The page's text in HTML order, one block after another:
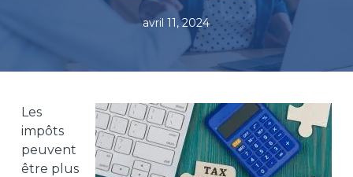
avril 11, 2024
Les
impôts
peuvent
être plus